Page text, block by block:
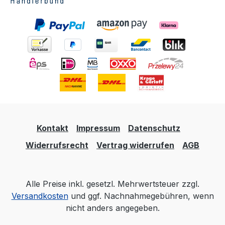
Kontakt Impressum
Datenschutz
Widerrufsrecht
Vertrag widerrufen AGB
Alle Preise inkl. gesetzl. Mehrwertsteuer zzgl.
Versandkostenund ggf. Nachnahmegebühren, wenn
nicht anders angegeben.